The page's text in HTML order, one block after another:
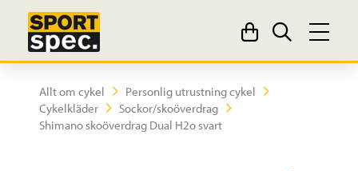
Allt om cykel
Personlig utrustning cykel
Cykelkläder
Sockor/skoöverdrag
Shimano skoöverdrag Dual H2o svart